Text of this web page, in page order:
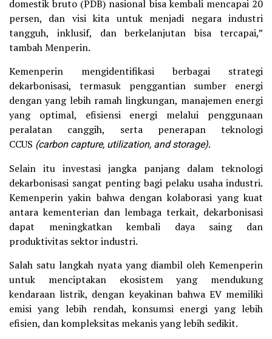
domestik bruto (PDB) nasional bisa kembali mencapai 20
persen, dan visi kita untuk menjadi negara industri
tangguh, inklusif, dan berkelanjutan bisa tercapai,”
tambah Menperin.
Kemenperin mengidentifikasi berbagai strategi
dekarbonisasi, termasuk penggantian sumber energi
dengan yang lebih ramah lingkungan, manajemen energi
yang optimal, efisiensi energi melalui penggunaan
peralatan canggih, serta penerapan teknologi
CCUS (carbon capture, utilization, and storage).
Selain itu investasi jangka panjang dalam teknologi
dekarbonisasi sangat penting bagi pelaku usaha industri.
Kemenperin yakin bahwa dengan kolaborasi yang kuat
antara kementerian dan lembaga terkait, dekarbonisasi
dapat meningkatkan kembali daya saing dan
produktivitas sektor industri.
Salah satu langkah nyata yang diambil oleh Kemenperin
untuk menciptakan ekosistem yang mendukung
kendaraan listrik, dengan keyakinan bahwa EV memiliki
emisi yang lebih rendah, konsumsi energi yang lebih
efisien, dan kompleksitas mekanis yang lebih sedikit.